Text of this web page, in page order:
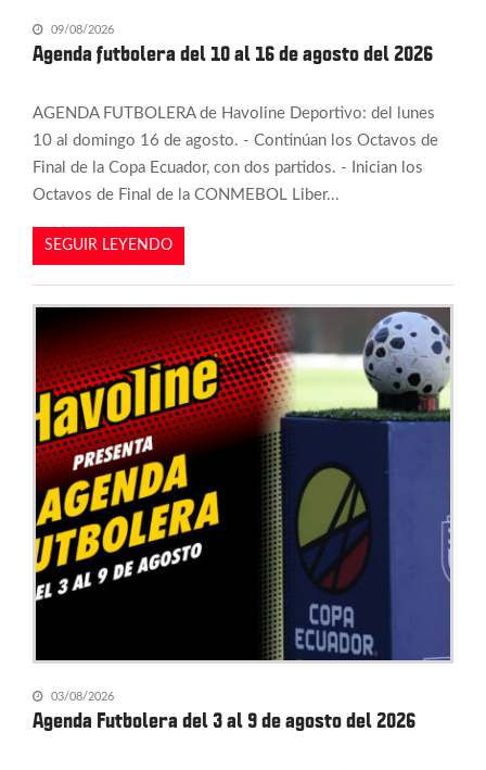
09/08/2026
Agenda futbolera del 10 al 16 de agosto del 2026
AGENDA FUTBOLERA de Havoline Deportivo: del lunes
10 al domingo 16 de agosto. - Continúan los Octavos de
Final de la Copa Ecuador, con dos partidos. - Inician los
Octavos de Final de la CONMEBOL Liber...
SEGUIR LEYENDO
03/08/2026
Agenda Futbolera del 3 al 9 de agosto del 2026